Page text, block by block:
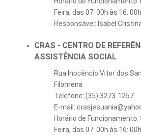
Feira, das 07: 00h às 16: 00h.
Responsável: Isabel
CRAS - CENTRO DE
ASSISTÊNCIA SOCIAL
Rua Inocêncio Vitor dos
Filomena
Telefone: (35) 3273-1257
E-mail:
Horário de Funcionamento:
Feira, das 07: 00h às 16: 00h.